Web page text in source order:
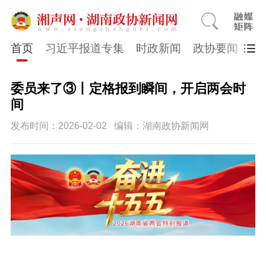
首页 习近平报道专集 时政新闻 政协要闻 市
委员来了③丨定格报到瞬间，开启两会时
间
发布时间：2026-02-02 编辑：湖南政协新闻网